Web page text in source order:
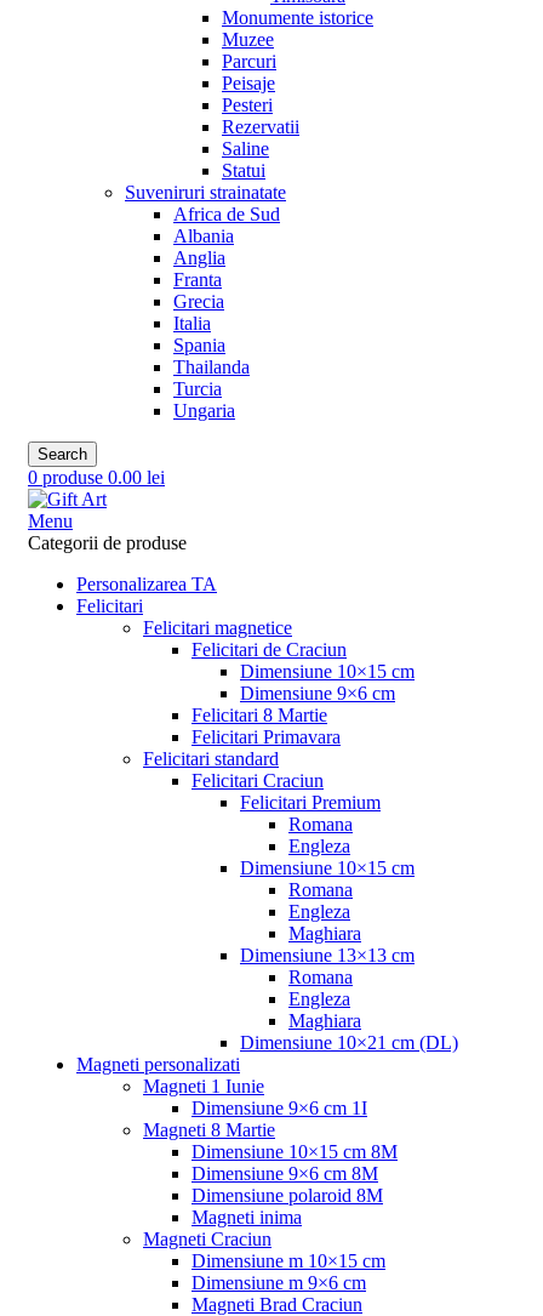
Monumente istorice
Muzee
Parcuri
Peisaje
Pesteri
Rezervatii
Saline
Statui
Suveniruri strainatate
Africa de Sud
Albania
Anglia
Franta
Grecia
Italia
Spania
Thailanda
Turcia
Ungaria
Search
0 produse 0.00 lei
Menu
Categorii de produse
Personalizarea TA
Felicitari
Felicitari magnetice
Felicitari de Craciun
Dimensiune 10×15 cm
Dimensiune 9×6 cm
Felicitari 8 Martie
Felicitari Primavara
Felicitari standard
Felicitari Craciun
Felicitari Premium
Romana
Engleza
Dimensiune 10×15 cm
Romana
Engleza
Maghiara
Dimensiune 13×13 cm
Romana
Engleza
Maghiara
Dimensiune 10×21 cm (DL)
Magneti personalizati
Magneti 1 Iunie
Dimensiune 9×6 cm 1I
Magneti 8 Martie
Dimensiune 10×15 cm 8M
Dimensiune 9×6 cm 8M
Dimensiune polaroid 8M
Magneti inima
Magneti Craciun
Dimensiune m 10×15 cm
Dimensiune m 9×6 cm
Magneti Brad Craciun